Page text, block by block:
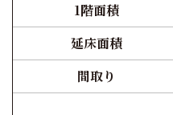
1階面積
延床面積
間取り